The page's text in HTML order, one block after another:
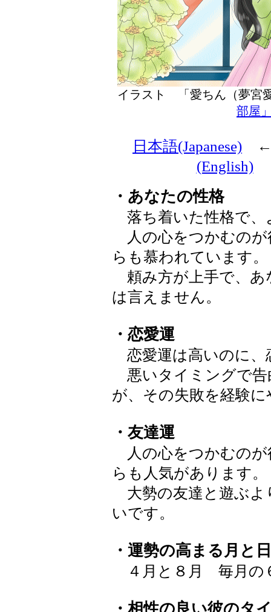
イラスト 「愛ちん（夢
部屋
日本語(Japanese)
(English)
・あなたの性格
落ち着いた性格で、
人の心をつかむのが
らも慕われています。
頼み方が上手で、あ
は言えません。
・恋愛運
恋愛運は高いのに、
悪いタイミングで告
が、その失敗を経験
・友達運
人の心をつかむのが
らも人気があります。
大勢の友達と遊ぶよ
いです。
・運勢の高まる月と
４月と８月 毎月の